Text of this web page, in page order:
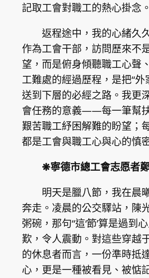
記取工會對職工的熱心掛念。
返程途中，我的心緒久
作為工會干部，訪問歷來不
望，而是俯身傾聽職工心聲
工難處的經過歷程，是把“外
送到下層的必經之路。我更
會任務的意義——每一筆幫
艱苦職工紓困解難的盼望；
都是工會與職工心與心的慎
❋寧德市總工會志愿者
明天是臘八節，我在晨
奔走。凌晨的公交驛站，陳
粥碗，那句“這‘節’算是過到
歎，令人震動。對這些穿越
的休息者而言，一份準時抵
心，更是一種被看見、被惦